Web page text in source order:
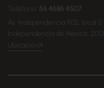
Teléfono: 56 4686 4507
Av. Independencia 1102, local
Independencia de México,
Ubicación